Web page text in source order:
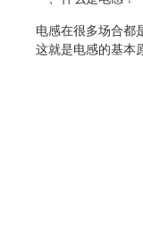
电感在很多场合都
这就是电感的基本